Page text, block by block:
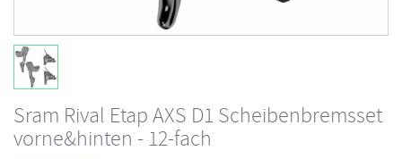
Sram Rival Etap AXS D1 Scheibenbremsset
vorne&hinten - 12-fach